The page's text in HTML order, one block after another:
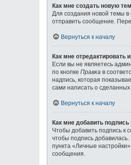
Как мне создать новую
Для создания новой темы
отправить сообщение.
Вернуться к началу
Как мне отредактировать
Если вы не являетесь
по кнопке Правка в
надпись, которая
сами написать о
Вернуться к началу
Как мне добавить
Чтобы добавить подпись к
чтобы подпись
пункта «Личные
сообщения.